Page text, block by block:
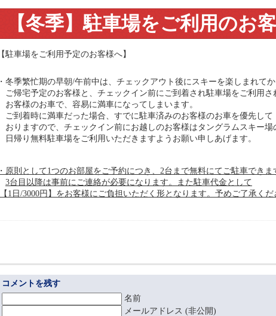
【冬季】駐車場をご利用のお
【駐車場をご利用予定のお客様へ】
・冬季繁忙期の早朝/午前中は、チェックアウト後にスキーを楽しまれてか
ご帰宅予定のお客様と、チェックイン前にご到着され駐車場をご利用さ
お客様のお車で、容易に満車になってしまいます。
ご到着時に満車だった場合、すでに駐車済みのお客様のお車を優先して
おりますので、チェックイン前にお越しのお客様はタングラムスキー場
日帰り無料駐車場をご利用いただきますようお願い申しあげます。
・原則として1つのお部屋をご予約につき、2台まで無料にてご駐車できま
3台目以降は事前にご連絡が必要になります。また駐車代金として
【1日/3000円】をお客様にご負担いただく形となります。予めご了承くだ
コメントを残す
名前
メールアドレス (非公開)